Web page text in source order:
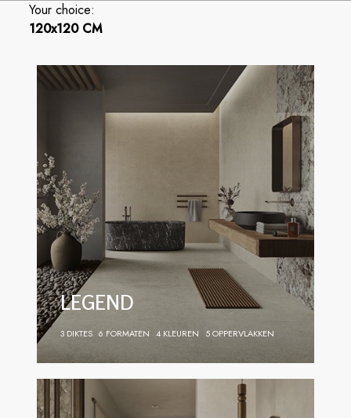
Your choice:
120x120 CM
LEGEND
3 DIKTES 6 FORMATEN 4 KLEUREN 5 OPPERVLAKKEN